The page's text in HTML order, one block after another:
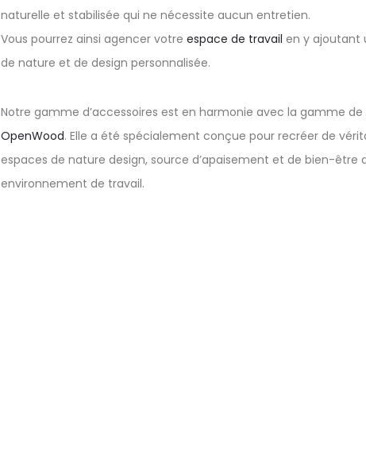
naturelle et stabilisée qui ne nécessite aucun entretien.
Vous pourrez ainsi agencer votre espace de travail en y ajoutant
de nature et de design personnalisée.
Notre gamme d’accessoires est en harmonie avec la gamme de
OpenWood. Elle a été spécialement conçue pour recréer de
espaces de nature design, source d’apaisement et de bien-être
environnement de travail.